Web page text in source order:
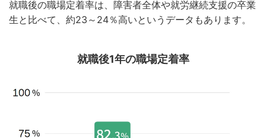
就職後の職場定着率は、障害者全体や就労継続支援の卒業
生と比べて、約23～24％高いというデータもあります。
就職後1年の職場定着率